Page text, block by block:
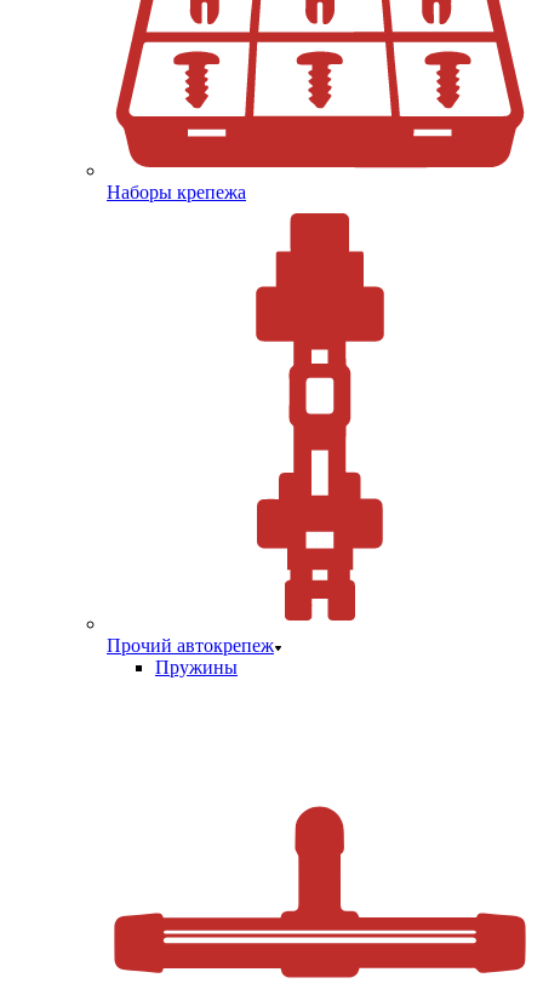
Наборы крепежа
Прочий автокрепеж
Пружины